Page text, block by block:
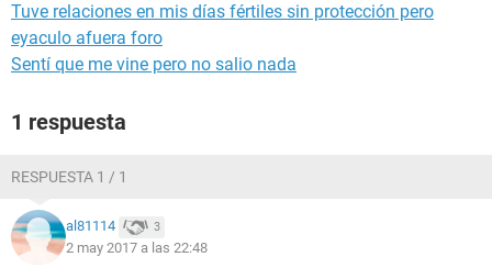
Tuve relaciones en mis días fértiles sin protección pero
eyaculo afuera foro
Sentí que me vine pero no salio nada
1 respuesta
RESPUESTA 1 / 1
al81114 3
2 may 2017 a las 22:48